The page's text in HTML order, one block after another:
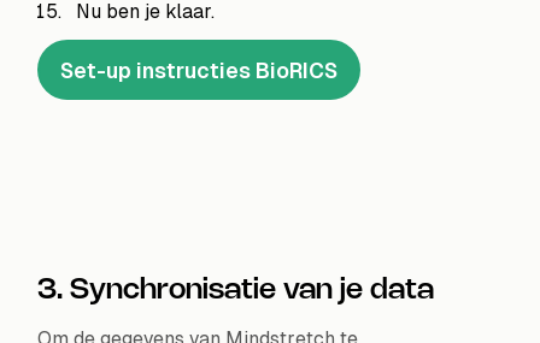
Nu ben je klaar.
Set-up instructies BioRICS
3. Synchronisatie van je data
Om de gegevens van Mindstretch te